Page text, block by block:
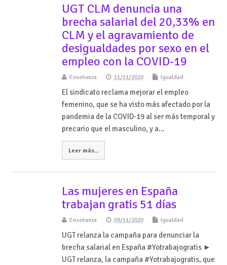
UGT CLM denuncia una
brecha salarial del 20,33% en
CLM y el agravamiento de
desigualdades por sexo en el
empleo con la COVID-19
Enseñanza 11/11/2020 Igualdad
El sindicato reclama mejorar el empleo
femenino, que se ha visto más afectado por la
pandemia de la COVID-19 al ser más temporal y
precario que el masculino, y a…
Leer más...
Las mujeres en España
trabajan gratis 51 días
Enseñanza 09/11/2020 Igualdad
UGT relanza la campaña para denunciar la
brecha salarial en España #Yotrabajogratis ►
UGT relanza, la campaña #Yotrabajogratis, que